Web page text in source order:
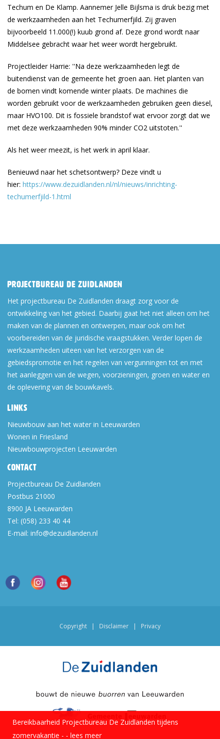
Techum en De Klamp. Aannemer Jelle Bijlsma is druk bezig met
de werkzaamheden aan het Techumerfjild. Zij graven
bijvoorbeeld 11.000(!) kuub grond af. Deze grond wordt naar
Middelsee gebracht waar het weer wordt hergebruikt.
Projectleider Harrie: ''Na deze werkzaamheden legt de
buitendienst van de gemeente het groen aan. Het planten van
de bomen vindt komende winter plaats. De machines die
worden gebruikt voor de werkzaamheden gebruiken geen diesel,
maar HVO100. Dit is fossiele brandstof wat ervoor zorgt dat we
met deze werkzaamheden 90% minder CO2 uitstoten.''
Als het weer meezit, is het werk in april klaar.
Benieuwd naar het schetsontwerp? Deze vindt u
hier: https://www.dezuidlanden.nl/nl/nieuws/inrichting-
techumerfjild-1.html
Projectbureau De Zuidlanden
Het projectbureau De Zuidlanden draagt zorg voor de
ontwikkeling van het gebied. Daarbij gaat het niet alleen om het
maken van de plannen en ontwerpen, maar ook om het
voorbereiden van de juridische vraagstukken. Verder lopen de
werkzaamheden uiteen van het verzorgen van de
gebiedspromotie en het regelen van vergunningen tot en met
het aanleggen van de wegen, voorzieningen, groen en water en
de oplevering van de bouwkavels.
Links
Nieuwbouw aan het water in Leeuwarden
Wonen in Friesland
Nieuwbouwprojecten Leeuwarden
Contact
Projectbureau De Zuidlanden
Postbus 21000
8900 JA Leeuwarden
Tel: (058) 233 40 44
E-mail: info@dezuidlanden.nl
Copyright | Disclaimer | Privacy
Bereikbaarheid Projectbureau De Zuidlanden tijdens
zomervakantie - - lees meer